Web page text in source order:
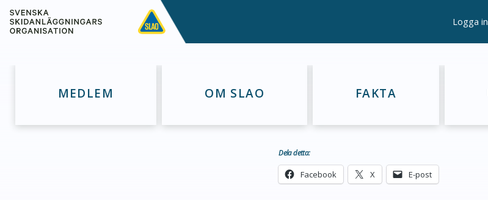
Logga in
MEDLEM OM SLAO FAKTA
Dela detta:
Facebook X E-post